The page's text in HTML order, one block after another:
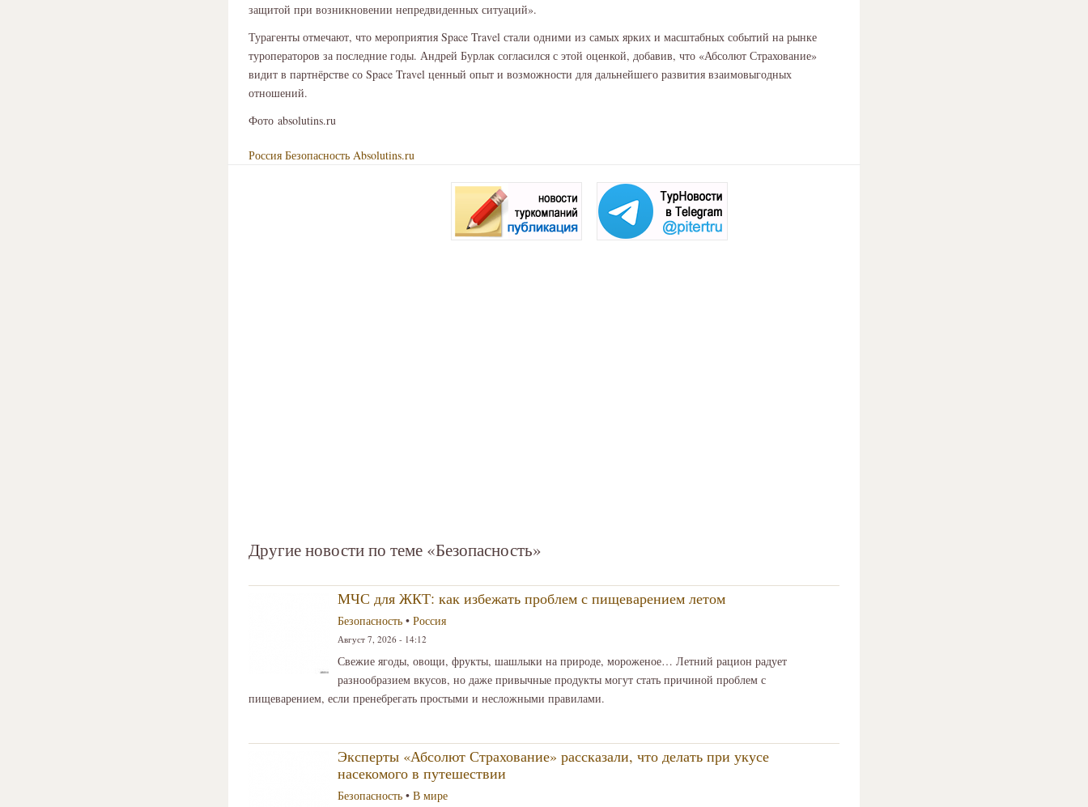
защитой при возникновении непредвиденных ситуаций».
Турагенты отмечают, что мероприятия Space Travel стали одними из самых ярких и масштабных событий на рынке
туроператоров за последние годы. Андрей Бурлак согласился с этой оценкой, добавив, что «Абсолют Страхование»
видит в партнёрстве со Space Travel ценный опыт и возможности для дальнейшего развития взаимовыгодных
отношений.
Фото absolutins.ru
Россия Безопасность Absolutins.ru
Другие новости по теме «Безопасность»
МЧС для ЖКТ: как избежать проблем с пищеварением летом
Безопасность • Россия
Август 7, 2026 - 14:12
Свежие ягоды, овощи, фрукты, шашлыки на природе, мороженое… Летний рацион радует
разнообразием вкусов, но даже привычные продукты могут стать причиной проблем с
пищеварением, если пренебрегать простыми и несложными правилами.
Эксперты «Абсолют Страхование» рассказали, что делать при укусе
насекомого в путешествии
Безопасность • В мире